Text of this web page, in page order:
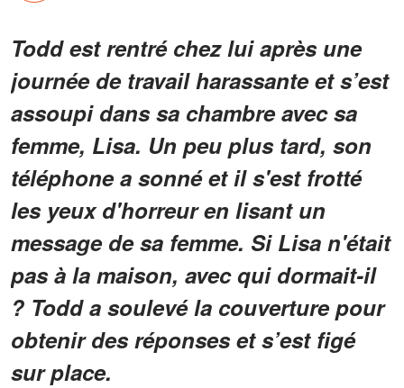
Todd est rentré chez lui après une
journée de travail harassante et s’est
assoupi dans sa chambre avec sa
femme, Lisa. Un peu plus tard, son
téléphone a sonné et il s'est frotté
les yeux d'horreur en lisant un
message de sa femme. Si Lisa n'était
pas à la maison, avec qui dormait-il
? Todd a soulevé la couverture pour
obtenir des réponses et s’est figé
sur place.